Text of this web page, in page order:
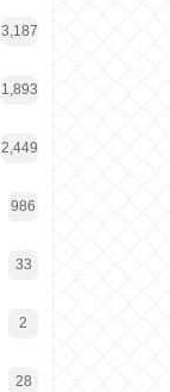
3,187
1,893
2,449
986
33
2
28